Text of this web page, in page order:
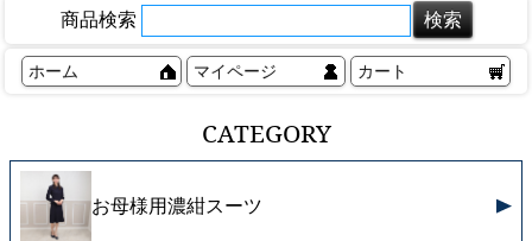
商品検索
ホーム マイページ カート
CATEGORY
お母様用濃紺スーツ